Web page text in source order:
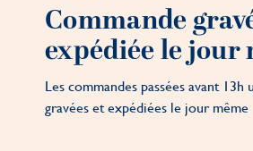
Commande
expédiée le jour
Les commandes passées avant
gravées et expédiées le jour même